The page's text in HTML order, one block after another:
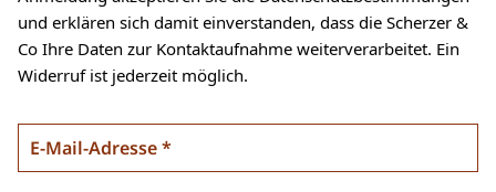
und erklären sich damit einverstanden, dass die Scherzer &
Co Ihre Daten zur Kontaktaufnahme weiterverarbeitet. Ein
Widerruf ist jederzeit möglich.